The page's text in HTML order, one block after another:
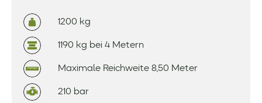
1200 kg
1190 kg bei 4 Metern
Maximale Reichweite 8,50 Meter
210 bar